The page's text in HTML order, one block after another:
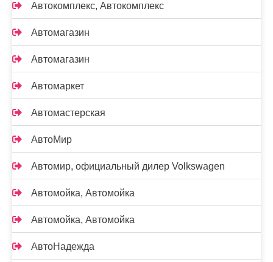
Автокомплекс, Автокомплекс
Автомагазин
Автомагазин
Автомаркет
Автомастерская
АвтоМир
Автомир, официальный дилер Volkswagen
Автомойка, Автомойка
Автомойка, Автомойка
АвтоНадежда